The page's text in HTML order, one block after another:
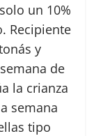
un 10%
Recipiente
y
de
la crianza
semana
tipo